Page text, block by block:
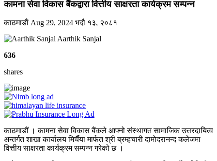
कामना सेवा विकास बैंकद्वारा वित्तीय साक्षरता कार्यक्रम सम्पन्न
काठमाडाैं Aug 29, 2024 भदौ १३, २०८१
Aarthik Sanjal
636
shares
काठमाडौं । कामना सेवा विकास बैंकले आफ्नो संस्थागत सामाजिक उत्तरदायित्व
अन्तर्गत शाखा कार्यालय मिर्चैया मार्फत श्री ब्रम्हचारी दामोदरानन्द कलेजमा
वित्तीय साक्षरता कार्यक्रम सम्पन्न गरेको छ ।